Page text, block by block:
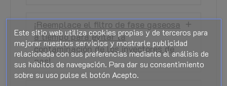
¡Reemplace el filtro de fase gaseosa
a tiempo para evitar la
contaminación de los inyectores de
gas!
Este sitio web utiliza cookies propias y de terceros para
mejorar nuestros servicios y mostrarle publicidad
relacionada con sus preferencias mediante el análisis de
sus hábitos de navegación. Para dar su consentimiento
sobre su uso pulse el botón Acepto.